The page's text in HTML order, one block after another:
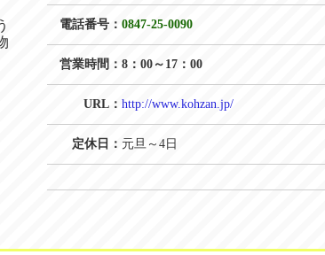
電話番号： 0847-25-0090
営業時間： 8：00～17：00
URL： http://www.kohzan.jp/
定休日： 元旦～4日